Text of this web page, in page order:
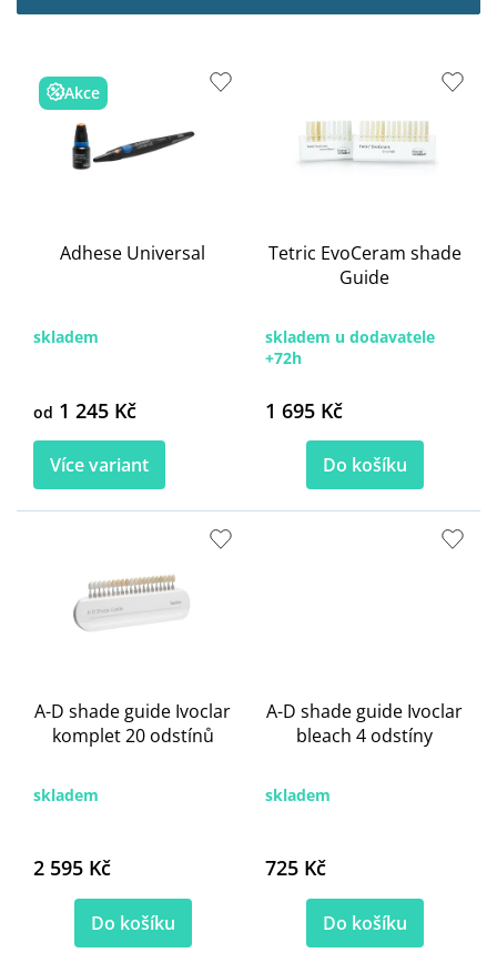
Akce
Adhese Universal
skladem
od 1 245 Kč
Více variant
Tetric EvoCeram shade
Guide
skladem u dodavatele
+72h
1 695 Kč
Do košíku
A-D shade guide Ivoclar
komplet 20 odstínů
skladem
2 595 Kč
Do košíku
A-D shade guide Ivoclar
bleach 4 odstíny
skladem
725 Kč
Do košíku